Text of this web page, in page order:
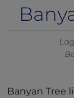
Banyan Tree